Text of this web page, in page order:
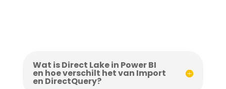
Wat is Direct Lake in Power BI
en hoe verschilt het van Import
en DirectQuery?